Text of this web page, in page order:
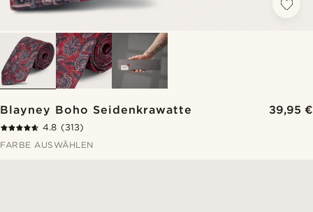
Blayney Boho Seidenkrawatte 39,95 €
4.8 (313)
FARBE AUSWÄHLEN